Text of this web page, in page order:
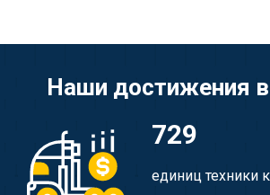
Наши достижения
729
единиц техники